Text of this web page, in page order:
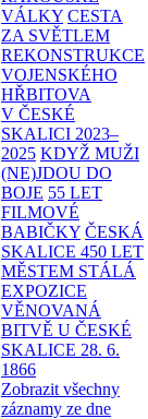
VÁLKY CESTA
ZA SVĚTLEM
REKONSTRUKCE
VOJENSKÉHO
HŘBITOVA
V ČESKÉ
SKALICI 2023–
2025 KDYŽ MUŽI
(NE)JDOU DO
BOJE 55 LET
FILMOVÉ
BABIČKY ČESKÁ
SKALICE 450 LET
MĚSTEM STÁLÁ
EXPOZICE
VĚNOVANÁ
BITVĚ U ČESKÉ
SKALICE 28. 6.
1866
Zobrazit všechny
záznamy ze dne